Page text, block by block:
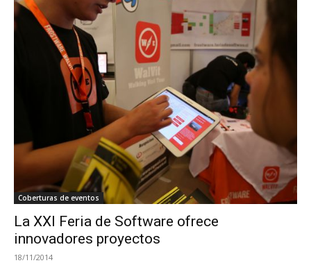
Coberturas de eventos
La XXI Feria de Software ofrece
innovadores proyectos
18/11/2014